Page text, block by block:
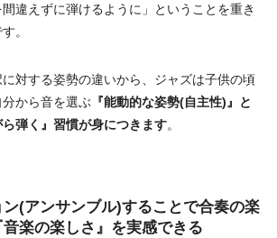
違えずに弾けるように」ということを重き
。
対する姿勢の違いから、ジャズは子供の頃
から音を選ぶ 『能動的な姿勢(自主性)』と
弾く』習慣が身につきます。
(アンサンブル)することで合奏の楽
楽の楽しさ』を実感できる